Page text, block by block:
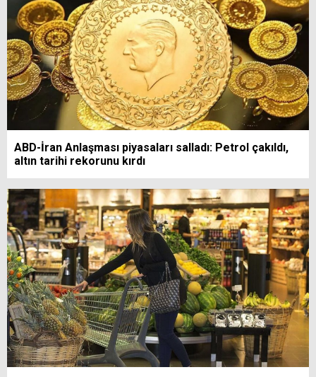
ABD-İran Anlaşması piyasaları salladı: Petrol çakıldı,
altın tarihi rekorunu kırdı